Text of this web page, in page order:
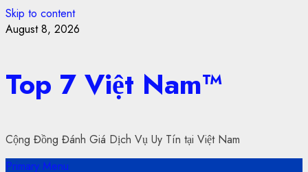
Skip to content
August 8, 2026
Top 7 Việt Nam™
Cộng Đồng Đánh Giá Dịch Vụ Uy Tín tại Việt Nam
Primary Menu